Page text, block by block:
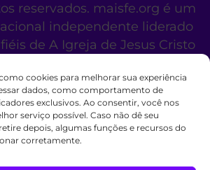
cookies para melhorar sua experiência
dados, como comportamento de
exclusivos. Ao consentir, você nos
serviço possível. Caso não dê seu
depois, algumas funções e recursos do
corretamente.
reservados. maisfe.org é um
independente liderado
de A Igreja de Jesus Cristo
um site oficial da organização
mencionada acima.
Políticas de Cookies